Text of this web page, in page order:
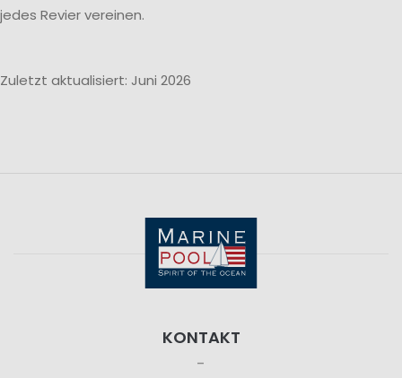
jedes Revier vereinen.
Zuletzt aktualisiert: Juni 2026
KONTAKT